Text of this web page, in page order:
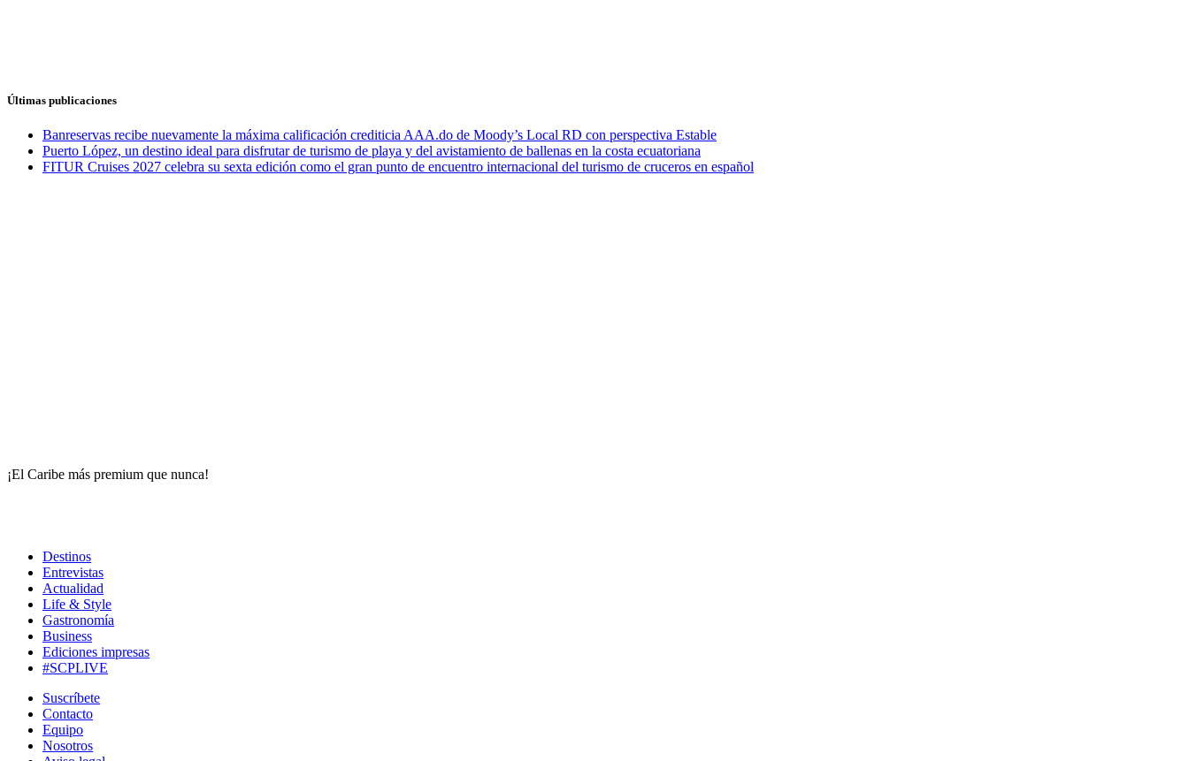
Últimas publicaciones
Banreservas recibe nuevamente la máxima calificación crediticia AAA.do de Moody’s Local RD con perspectiva Estable
Puerto López, un destino ideal para disfrutar de turismo de playa y del avistamiento de ballenas en la costa ecuatoriana
FITUR Cruises 2027 celebra su sexta edición como el gran punto de encuentro internacional del turismo de cruceros en español
¡El Caribe más premium que nunca!
Destinos
Entrevistas
Actualidad
Life & Style
Gastronomía
Business
Ediciones impresas
#SCPLIVE
Suscríbete
Contacto
Equipo
Nosotros